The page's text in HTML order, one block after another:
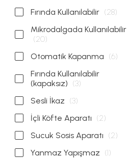
Fırında Kullanılabilir (28)
Mikrodalgada Kullanılabilir
(20)
Otomatik Kapanma (6)
Fırında Kullanılabilir
(kapaksız) (3)
Sesli İkaz (3)
İçli Köfte Aparatı (2)
Sucuk Sosis Aparatı (2)
Yanmaz Yapışmaz (1)